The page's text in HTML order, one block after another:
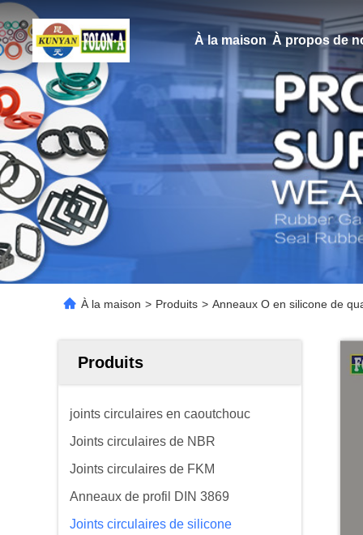
À la maison À propos de
À la maison > Produits > Anneaux O en silicone de
Produits
joints circulaires en caoutchouc
Joints circulaires de NBR
Joints circulaires de FKM
Anneaux de profil DIN 3869
Joints circulaires de silicone